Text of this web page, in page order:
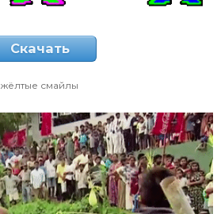
Скачать
жёлтые смайлы